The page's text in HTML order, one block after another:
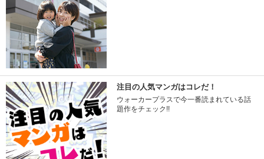
注目の人気マンガはコレだ！
ウォーカープラスで今一番読まれている話
題作をチェック!!